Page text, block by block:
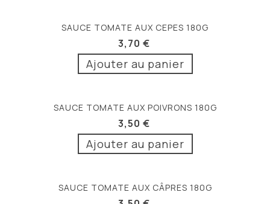
SAUCE TOMATE AUX CEPES 180G
3,70 €
Ajouter au panier
SAUCE TOMATE AUX POIVRONS 180G
3,50 €
Ajouter au panier
SAUCE TOMATE AUX CÂPRES 180G